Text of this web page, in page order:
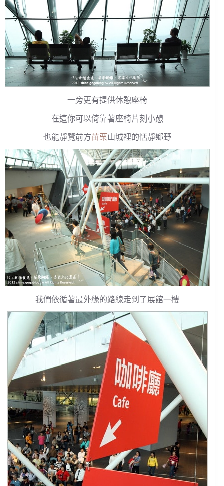
一旁更有提供休憩座椅
在這你可以倚靠著座椅片刻小憩
也能靜覽前方苗栗山城裡的恬靜鄉野
我們依循著最外緣的路線走到了展館一樓